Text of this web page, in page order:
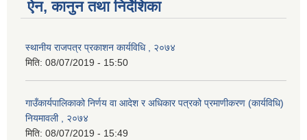
ऐन, कानुन तथा निर्देशिका
स्थानीय राजपत्र प्रकाशन कार्यविधि , २०७४
मिति: 08/07/2019 - 15:50
गाउँकार्यपालिकाको निर्णय वा आदेश र अधिकार पत्रको प्रमाणीकरण (कार्यविधि)
नियमावली , २०७४
मिति: 08/07/2019 - 15:49